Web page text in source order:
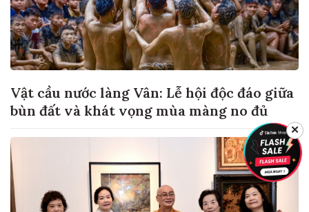
Vật cầu nước làng Vân: Lễ hội độc đáo giữa
bùn đất và khát vọng mùa màng no đủ
✕